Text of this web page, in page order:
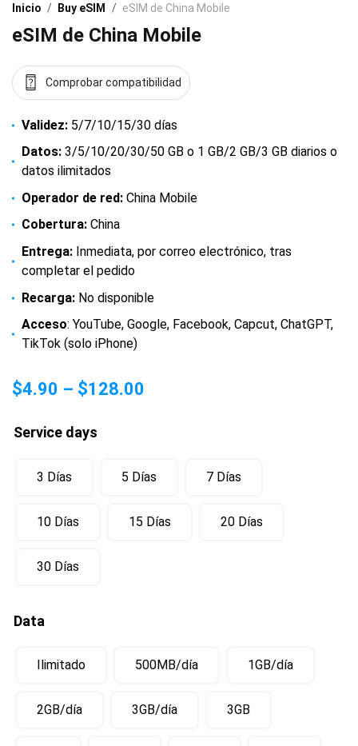
Inicio / Buy eSIM / eSIM de China Mobile
eSIM de China Mobile
Comprobar compatibilidad
Validez: 5/7/10/15/30 días
Datos: 3/5/10/20/30/50 GB o 1 GB/2 GB/3 GB diarios o
datos ilimitados
Operador de red: China Mobile
Cobertura: China
Entrega: Inmediata, por correo electrónico, tras
completar el pedido
Recarga: No disponible
Acceso: YouTube, Google, Facebook, Capcut, ChatGPT,
TikTok (solo iPhone)
$4.90 – $128.00
Service days
3 Días 5 Días 7 Días
10 Días 15 Días 20 Días
30 Días
Data
Ilimitado 500MB/día 1GB/día
2GB/día 3GB/día 3GB